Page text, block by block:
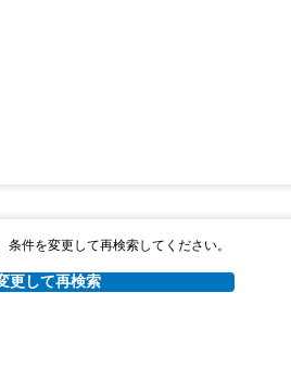
件を変更して再検索してください。
更して再検索